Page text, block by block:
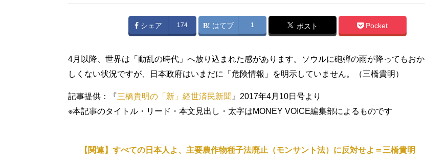
シェア 174 はてブ 1 ポスト Pocket
4月以降、世界は「動乱の時代」へ放り込まれた感があります。ソウルに砲弾の雨が降ってもおか
しくない状況ですが、日本政府はいまだに「危険情報」を明示していません。（三橋貴明）
記事提供：『三橋貴明の「新」経世済民新聞 』2017年4月10日号より
※本記事のタイトル・リード・本文見出し・太字はMONEY VOICE編集部によるものです
【関連】すべての日本人よ、主要農作物種子法廃止（モンサント法）に反対せよ＝三橋貴明